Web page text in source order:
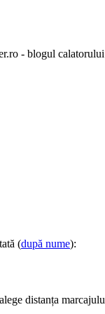
(după nume):
distanța